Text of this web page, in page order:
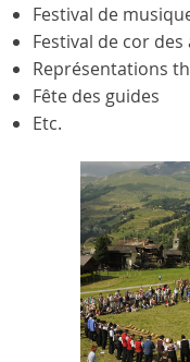
Festival de
Festival de cor des
Représentations
Fête des guides
Etc.